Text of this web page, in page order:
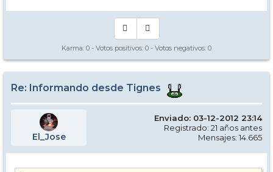
Karma: 0 - Votos positivos: 0 - Votos negativos: 0
Re: Informando desde Tignes
El_Jose
Enviado: 03-12-2012 23:14
Registrado: 21 años antes
Mensajes: 14.665